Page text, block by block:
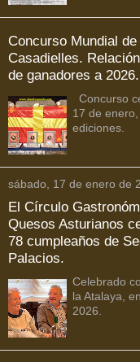
Concurso Mundial de
Casadielles.
de ganadores a 2026.
Concurso
17 de
ediciones.
sábado, 17 de enero de
El Círculo
Quesos Asturianos
78 cumpleaños de
Palacios.
Celebrado
la Atalaya,
2026.